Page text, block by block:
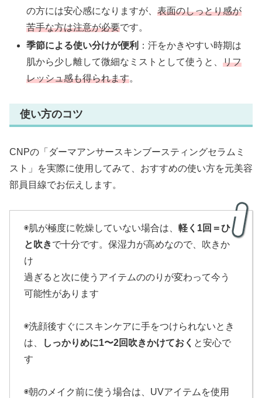
の方には安心感になりますが、表面のしっとり感が
苦手な方は注意が必要です。
季節による使い分けが便利 ：汗をかきやすい時期は
肌から少し離して微細なミストとして使うと、リフ
レッシュ感も得られます。
使い方のコツ
CNPの「ダーマアンサースキンブースティングセラムミ
スト」を実際に使用してみて、おすすめの使い方を元美容
部員目線でお伝えします。
◉肌が極度に乾燥していない場合は、 軽く1回＝ひ
と吹きで十分です。保湿力が高めなので、吹きか
け
過ぎると次に使うアイテムののりが変わって今う
可能性があります
◉洗顔後すぐにスキンケアに手をつけられないとき
は、
しっかりめに1〜2回吹きかけておく と安心で
す
◉朝のメイク前に使う場合は、UVアイテムを使用